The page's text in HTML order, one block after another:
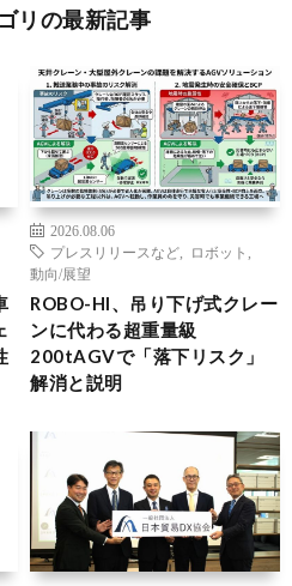
リの最新記事
2026.08.06
プレスリリースなど
ロボット
動向/展望
ROBO-HI、吊り下げ式クレー
ンに代わる超重量級
200tAGVで「落下リスク」
解消と説明